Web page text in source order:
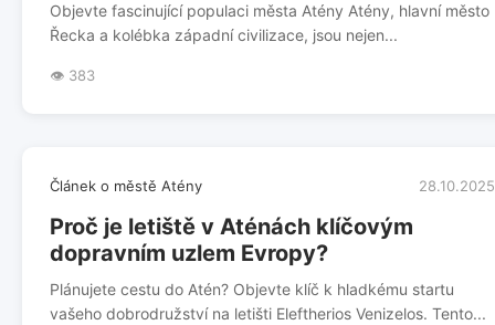
Objevte fascinující populaci města Atény Atény, hlavní město
Řecka a kolébka západní civilizace, jsou nejen...
👁️ 383
Článek o městě Atény 28.10.2025
Proč je letiště v Aténách klíčovým
dopravním uzlem Evropy?
Plánujete cestu do Atén? Objevte klíč k hladkému startu
vašeho dobrodružství na letišti Eleftherios Venizelos. Tento...